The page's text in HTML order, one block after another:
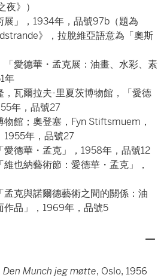
》）
展」，1934年，品號97b（題為
》，拉脫維亞語意為「奧斯
愛德華・孟克展：油畫、水彩、素
年
，瓦爾拉夫-里夏茨博物館，「愛德
年，品號27
館；奧登塞，Fyn Stiftsmuem，
1955年，品號27
德華・孟克」，1958年，品號12
也納藝術節：愛德華・孟克」，
克與諾爾德藝術之間的關係：油
作品」，1969年，品號5
Den Munch jeg møtte, Oslo, 1956